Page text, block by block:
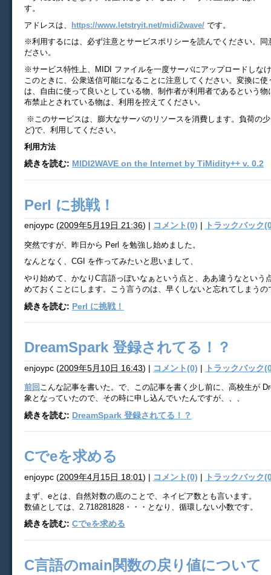
す。
アドレスは、 https://www.letstryit.net/midi2wave/ です。
※利用するには、必ず注意とサービスポリシーを読んでください。同
ださい。
※サービス特性上、MIDI ファイルを一度サーバにアップロードしな
このときに、公衆送信可能になることに注意してください。変換に使
は、自由に使って良いとしている物、制作者が利用者であるという
布禁止とされている物は、利用を控えてください。
※このサービスは、膨大なサーバのリソースを消費します。負荷の
ど)で、利用してください。
利用方法
続きを読む: MIDI2WAVE on the Internet by TiMidity++ v. 0.2
Perl に挑戦！
enjoypc (2009年5月19日 21:36) | コメント(0) | トラックバック
突然ですが、昨日から Perl を勉強し始めました。
なんとなく、CGI を作ってみたいと思いまして、
やり始めて、かなりC言語っぽいなぁという点と、ああ違うなという
めておくことにします。こう言うのは、早くしないと忘れてしまうの
続きを読む: Perl に挑戦！
DreamSpark 登録されてる！？
enjoypc (2009年5月10日 16:43) | コメント(0) | トラックバック
前回 こんな記事を書いた。で、この記事を書く少し前に、高校生が
象となっていたので、その時に申し込んでいたんですが、、、
続きを読む: DreamSpark 登録されてる！？
Cでeを求める
enjoypc (2009年4月15日 18:01) | コメント(0) | トラックバック
まず、eとは、自然対数の底のことで、ネイピア数とも言います。
数値としては、2.718281828・・・となり、循環しない小数です。
続きを読む: Cでeを求める
C言語のmain関数の戻り値について